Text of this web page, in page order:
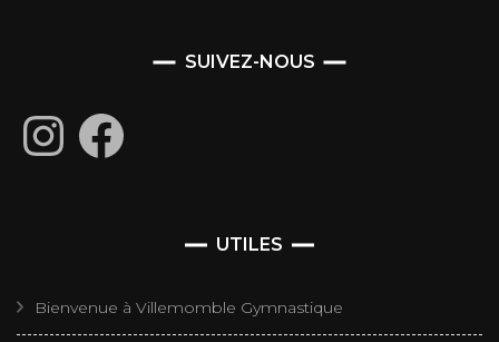
SUIVEZ-NOUS
InstagramFacebook
UTILES
Bienvenue à Villemomble Gymnastique